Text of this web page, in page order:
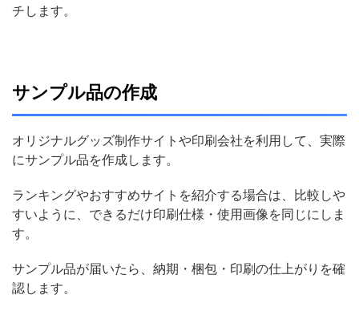
チします。
サンプル品の作成
オリジナルグッズ制作サイトや印刷会社を利用して、実際
にサンプル品を作成します。
ランキングやおすすめサイトを紹介する場合は、比較しや
すいように、できるだけ印刷仕様・使用画像を同じにしま
す。
サンプル品が届いたら、納期・梱包・印刷の仕上がりを確
認します。